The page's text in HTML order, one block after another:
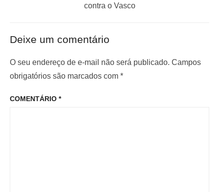
o
e
P
o
i
o
:
m
o
o
contra o Vasco
Deixe um comentário
O seu endereço de e-mail não será publicado. Campos
obrigatórios são marcados com *
COMENTÁRIO *